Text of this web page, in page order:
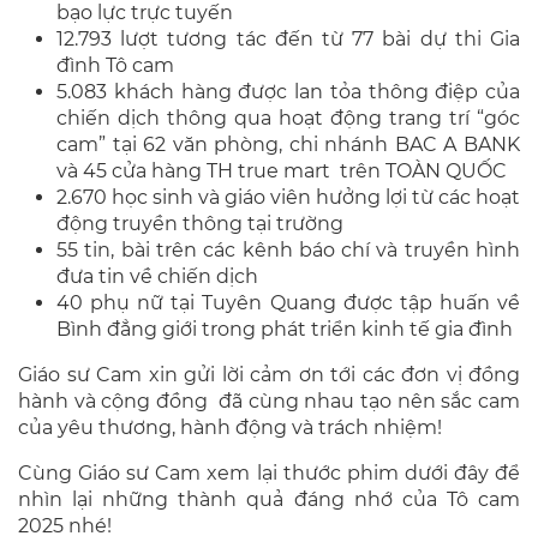
bạo lực trực tuyến
12.793 lượt tương tác đến từ 77 bài dự thi Gia
đình Tô cam
5.083 khách hàng được lan tỏa thông điệp của
chiến dịch thông qua hoạt động trang trí “góc
cam” tại 62 văn phòng, chi nhánh BAC A BANK
và 45 cửa hàng TH true mart trên TOÀN QUỐC
2.670 học sinh và giáo viên hưởng lợi từ các hoạt
động truyền thông tại trường
55 tin, bài trên các kênh báo chí và truyền hình
đưa tin về chiến dịch
40 phụ nữ tại Tuyên Quang được tập huấn về
Bình đẳng giới trong phát triển kinh tế gia đình
Giáo sư Cam xin gửi lời cảm ơn tới các đơn vị đồng
hành và cộng đồng đã cùng nhau tạo nên sắc cam
của yêu thương, hành động và trách nhiệm!
Cùng Giáo sư Cam xem lại thước phim dưới đây để
nhìn lại những thành quả đáng nhớ của Tô cam
2025 nhé!